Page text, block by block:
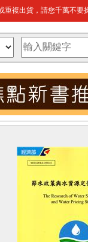
複出貨，請您千萬不要